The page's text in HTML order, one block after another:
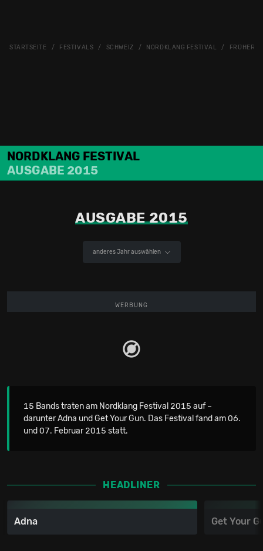
STARTSEITE FESTIVALS SCHWEIZ NORDKLANG FESTIVAL FRÜHERE
NORDKLANG FESTIVAL
AUSGABE 2015
AUSGABE 2015
anderes Jahr auswählen
WERBUNG
15 Bands traten am Nordklang Festival 2015 auf –
darunter Adna und Get Your Gun. Das Festival fand am 06.
und 07. Februar 2015 statt.
HEADLINER
Adna Get Your